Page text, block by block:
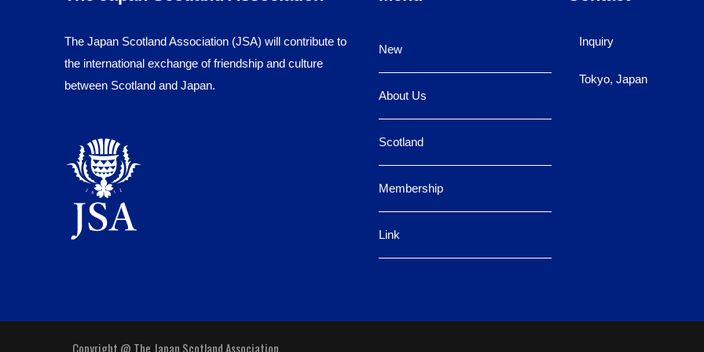
The Japan Scotland Association (JSA) will contribute to
the international exchange of friendship and culture
between Scotland and Japan.
New
About Us
Scotland
Membership
Link
Inquiry
Tokyo, Japan
Copyright @ The Japan Scotland Association